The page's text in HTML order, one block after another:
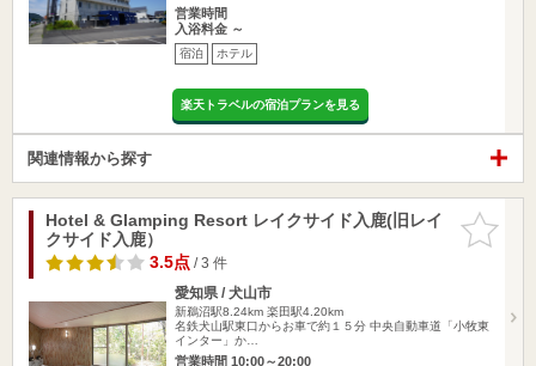
営業時間
入浴料金 ～
宿泊 ホテル
楽天トラベルの宿泊プランを見る
関連情報から探す
お気に入
りに追加
Hotel & Glamping Resort レイクサイド入鹿(旧レイ
クサイド入鹿）
3.5点/ 3 件
愛知県 / 犬山市
新鵜沼駅8.24km 楽田駅4.20km
名鉄犬山駅東口からお車で約１５分 中央自動車道「小牧東
インター」か…
営業時間 10:00～20:00